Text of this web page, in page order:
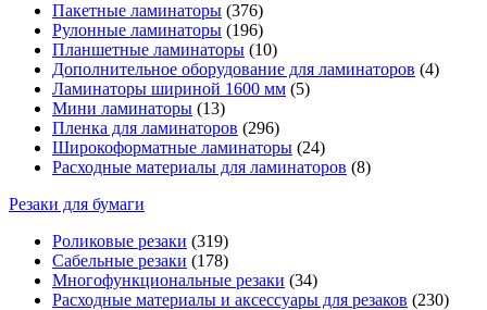
Пакетные ламинаторы (376)
Рулонные ламинаторы (196)
Планшетные ламинаторы (10)
Дополнительное оборудование для ламинаторов (4)
Ламинаторы шириной 1600 мм (5)
Мини ламинаторы (13)
Пленка для ламинаторов (296)
Широкоформатные ламинаторы (24)
Расходные материалы для ламинаторов (8)
Резаки для бумаги
Роликовые резаки (319)
Сабельные резаки (178)
Многофункциональные резаки (34)
Расходные материалы и аксессуары для резаков (230)